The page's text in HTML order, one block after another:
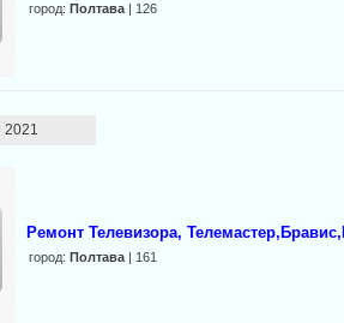
город: Полтава| 126
2021
Ремонт Телевизора,
город: Полтава| 161